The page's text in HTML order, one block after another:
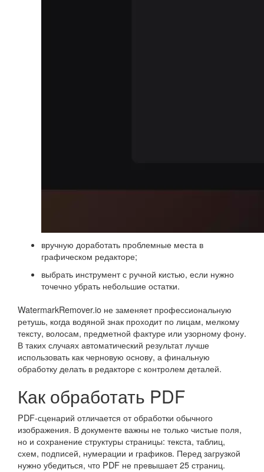
вручную доработать проблемные места в
графическом редакторе;
выбрать инструмент с ручной кистью, если нужно
точечно убрать небольшие остатки.
WatermarkRemover.io не заменяет профессиональную
ретушь, когда водяной знак проходит по лицам, мелкому
тексту, волосам, предметной фактуре или узорному фону.
В таких случаях автоматический результат лучше
использовать как черновую основу, а финальную
обработку делать в редакторе с контролем деталей.
Как обработать PDF
PDF-сценарий отличается от обработки обычного
изображения. В документе важны не только чистые поля,
но и сохранение структуры страницы: текста, таблиц,
схем, подписей, нумерации и графиков. Перед загрузкой
нужно убедиться, что PDF не превышает 25 страниц.